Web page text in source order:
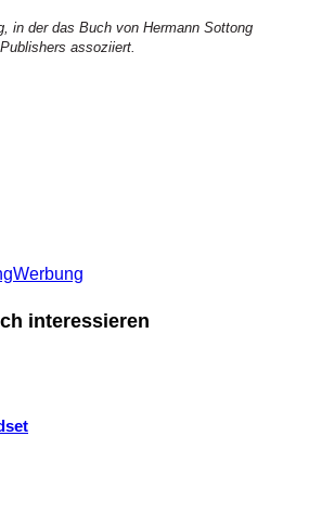
in der das Buch von Hermann Sottong
assoziiert.
Werbung
interessieren